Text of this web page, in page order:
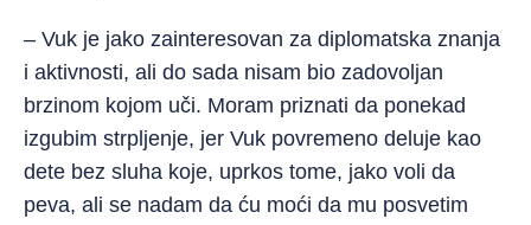
– Vuk je jako zainteresovan za diplomatska znanja
i aktivnosti, ali do sada nisam bio zadovoljan
brzinom kojom uči. Moram priznati da ponekad
izgubim strpljenje, jer Vuk povremeno deluje kao
dete bez sluha koje, uprkos tome, jako voli da
peva, ali se nadam da ću moći da mu posvetim